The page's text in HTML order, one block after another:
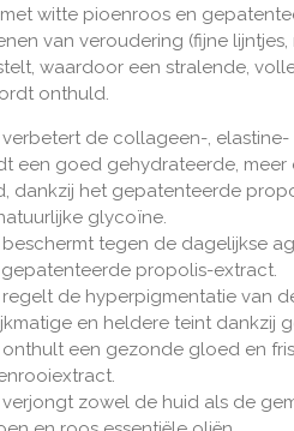
witte pioenroos en
van veroudering (fijne
waardoor een stralende,
onthuld.
verbetert de collageen-,
een goed gehydrateerde, meer
dankzij het gepatenteerde
glycoïne.
beschermt tegen de dagelijkse
propolis-extract.
regelt de hyperpigmentatie van
en heldere teint dankzij
onthult een gezonde gloed en
verjongt zowel de huid als de